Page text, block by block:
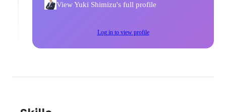
View Yuki Shimizu's full profile
Log in to view profile